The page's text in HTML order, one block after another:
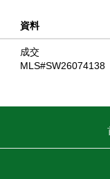
資料
成交
MLS#SW26074138